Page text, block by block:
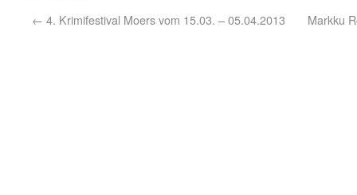
← 4. Krimifestival Moers vom 15.03. – 05.04.2013 Markku